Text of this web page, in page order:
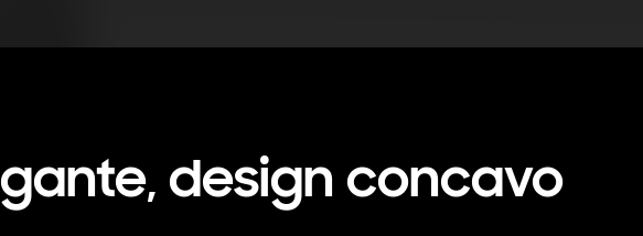
design concavo